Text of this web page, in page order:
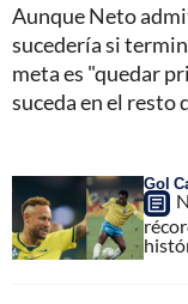
Aunque Neto
sucedería si
meta es "quedar
suceda en el resto
Gol